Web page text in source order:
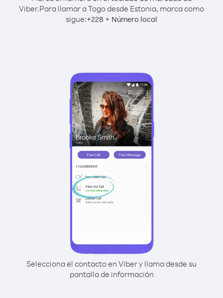
Viber.Para llamar a Togo desde Estonia, marca como
sigue:+228 + Número local
Selecciona el contacto en Viber y llama desde su
pantalla de información